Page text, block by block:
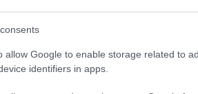
allow Google to enable storage related to
identifiers in apps.
anche la Corona “Oggi le
speciali composte da giornalisti,
che unisce il giudizio
autentica. Un premio che
e universale, quello della